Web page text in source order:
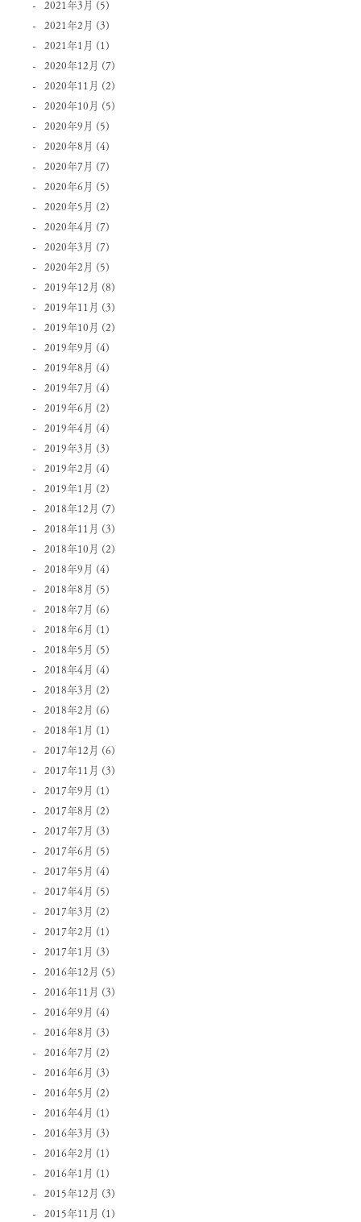
2021年3月 (5)
2021年2月 (3)
2021年1月 (1)
2020年12月 (7)
2020年11月 (2)
2020年10月 (5)
2020年9月 (5)
2020年8月 (4)
2020年7月 (7)
2020年6月 (5)
2020年5月 (2)
2020年4月 (7)
2020年3月 (7)
2020年2月 (5)
2019年12月 (8)
2019年11月 (3)
2019年10月 (2)
2019年9月 (4)
2019年8月 (4)
2019年7月 (4)
2019年6月 (2)
2019年4月 (4)
2019年3月 (3)
2019年2月 (4)
2019年1月 (2)
2018年12月 (7)
2018年11月 (3)
2018年10月 (2)
2018年9月 (4)
2018年8月 (5)
2018年7月 (6)
2018年6月 (1)
2018年5月 (5)
2018年4月 (4)
2018年3月 (2)
2018年2月 (6)
2018年1月 (1)
2017年12月 (6)
2017年11月 (3)
2017年9月 (1)
2017年8月 (2)
2017年7月 (3)
2017年6月 (5)
2017年5月 (4)
2017年4月 (5)
2017年3月 (2)
2017年2月 (1)
2017年1月 (3)
2016年12月 (5)
2016年11月 (3)
2016年9月 (4)
2016年8月 (3)
2016年7月 (2)
2016年6月 (3)
2016年5月 (2)
2016年4月 (1)
2016年3月 (3)
2016年2月 (1)
2016年1月 (1)
2015年12月 (3)
2015年11月 (1)